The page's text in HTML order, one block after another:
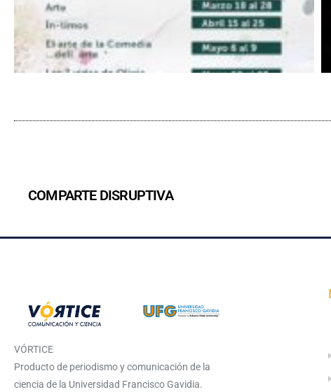
COMPARTE DISRUPTIVA
VÓRTICE
Producto de periodismo y comunicación de la
ciencia de la Universidad Francisco Gavidia.